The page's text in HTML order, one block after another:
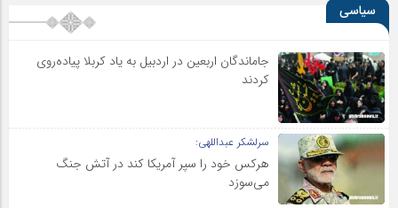
سیاسی
جاماندگان اربعین در اردبیل به یاد کربلا پیاده‌روی
کردند
سرلشکر عبداللهی:
هرکس خود را سپر آمریکا کند در آتش جنگ
می‌سوزد